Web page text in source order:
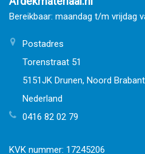
Bereikbaar: maandag t/m vrijdag
Postadres
Torenstraat 51
5151JK Drunen, Noord Brabant
Nederland
0416 82 02 79
KVK nummer: 17245206